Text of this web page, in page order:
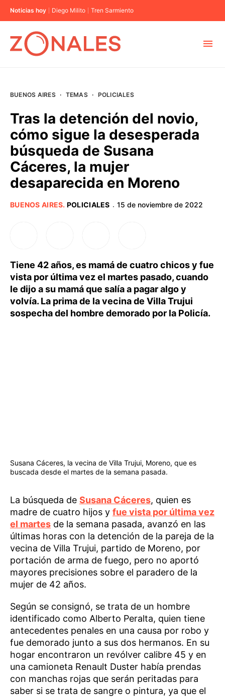
Noticias hoy Diego Milito Tren Sarmiento
BUENOS AIRES
PROVINCIAS
BUENOS AIRES · TEMAS · POLICIALES
Tras la detención del novio,
cómo sigue la desesperada
búsqueda de Susana
Cáceres, la mujer
desaparecida en Moreno
BUENOS AIRES. POLICIALES · 15 de noviembre de 2022
Tiene 42 años, es mamá de cuatro chicos y fue
vista por última vez el martes pasado, cuando
le dijo a su mamá que salía a pagar algo y
volvía. La prima de la vecina de Villa Trujui
sospecha del hombre demorado por la Policía.
Susana Cáceres, la vecina de Villa Trujui, Moreno, que es
buscada desde el martes de la semana pasada.
La búsqueda de Susana Cáceres, quien es
madre de cuatro hijos y fue vista por última vez
el martes de la semana pasada, avanzó en las
últimas horas con la detención de la pareja de la
vecina de Villa Trujui, partido de Moreno, por
portación de arma de fuego, pero no aportó
mayores precisiones sobre el paradero de la
mujer de 42 años.
Según se consignó, se trata de un hombre
identificado como Alberto Peralta, quien tiene
antecedentes penales en una causa por robo y
fue demorado junto a sus dos hermanos. En su
hogar encontraron un revólver calibre 45 y en
una camioneta Renault Duster había prendas
con manchas rojas que serán peritadas para
saber si se trata de sangre o pintura, ya que el